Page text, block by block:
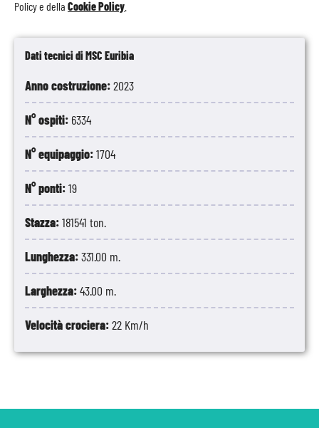
Dati tecnici di MSC Euribia
Anno costruzione:2023
N° ospiti: 6334
N° equipaggio:1704
N° ponti:19
Stazza:181541 ton.
Lunghezza:331.00 m.
Larghezza:43.00 m.
Velocità crociera:22 Km/h
Policye della Cookie Policy